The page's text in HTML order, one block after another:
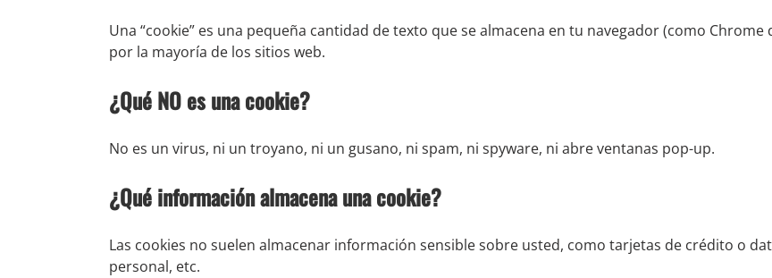
Una “cookie” es una pequeña cantidad de texto que se almacena en tu navegador (como Chrome
por la mayoría de los sitios web.
¿Qué NO es una cookie?
No es un virus, ni un troyano, ni un gusano, ni spam, ni spyware, ni abre ventanas pop-up.
¿Qué información almacena una cookie?
Las cookies no suelen almacenar información sensible sobre usted, como tarjetas de crédito o
personal, etc.